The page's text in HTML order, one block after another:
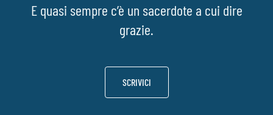
E quasi sempre c’è un sacerdote a cui dire
grazie.
SCRIVICI